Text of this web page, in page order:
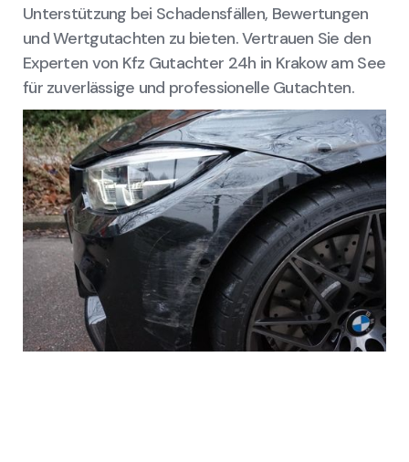
Unterstützung bei Schadensfällen, Bewertungen
und Wertgutachten zu bieten. Vertrauen Sie den
Experten von Kfz Gutachter 24h in Krakow am See
für zuverlässige und professionelle Gutachten.